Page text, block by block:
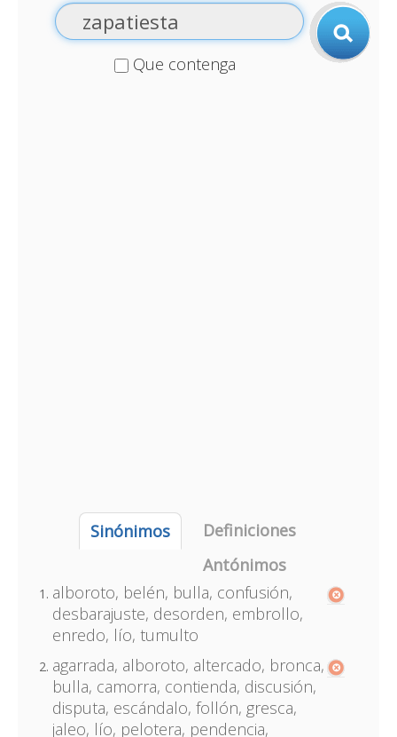
Que contenga
Sinónimos
Definiciones
Antónimos
alboroto, belén, bulla, confusión,
desbarajuste, desorden, embrollo,
enredo, lío, tumulto
agarrada, alboroto, altercado, bronca,
bulla, camorra, contienda, discusión,
disputa, escándalo, follón, gresca,
jaleo, lío, pelotera, pendencia,